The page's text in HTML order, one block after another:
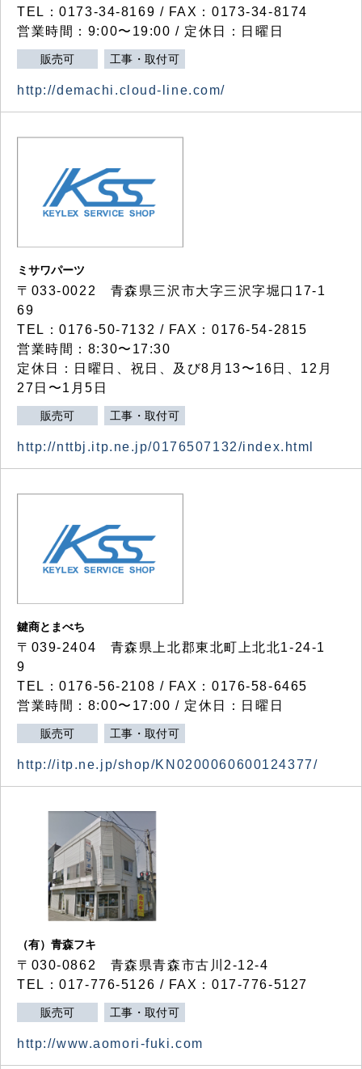
TEL：0173-34-8169 / FAX：0173-34-8174
営業時間：9:00〜19:00 / 定休日：日曜日
販売可 工事・取付可
http://demachi.cloud-line.com/
ミサワパーツ
〒033-0022 青森県三沢市大字三沢字堀口17-1
69
TEL：0176-50-7132 / FAX：0176-54-2815
営業時間：8:30〜17:30
定休日：日曜日、祝日、及び8月13〜16日、12月
27日〜1月5日
販売可 工事・取付可
http://nttbj.itp.ne.jp/0176507132/index.html
鍵商とまべち
〒039-2404 青森県上北郡東北町上北北1-24-1
9
TEL：0176-56-2108 / FAX：0176-58-6465
営業時間：8:00〜17:00 / 定休日：日曜日
販売可 工事・取付可
http://itp.ne.jp/shop/KN0200060600124377/
（有）青森フキ
〒030-0862 青森県青森市古川2-12-4
TEL：017-776-5126 / FAX：017-776-5127
販売可 工事・取付可
http://www.aomori-fuki.com